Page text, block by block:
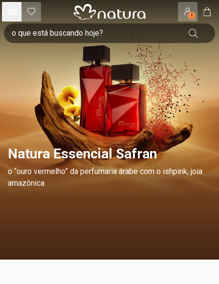
!
Natura Essencial Safran
o “ouro vermelho” da perfumaria árabe com o ishpink, joia
amazônica